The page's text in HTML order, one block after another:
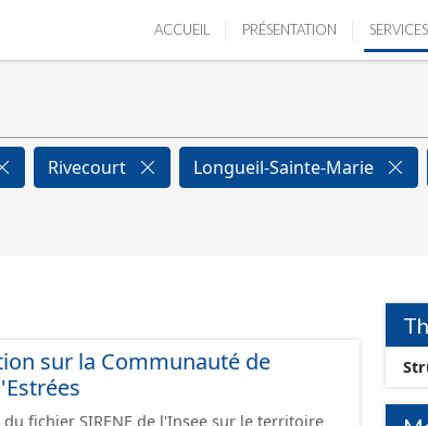
ACCUEIL PRÉSENTATION SERVICES
Rivecourt Longueil-Sainte-Marie
sur la Communauté de
fichier SIRENE de l'Insee sur le territoire